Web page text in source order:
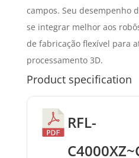
campos. Seu desempenho
se integrar melhor aos
de fabricação flexível para
processamento 3D.
Product specification
RFL-